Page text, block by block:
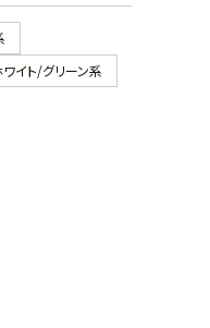
ワイト/グリーン系